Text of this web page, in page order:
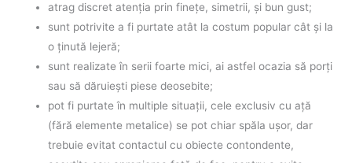
atrag discret atenţia prin fineţe, simetrii, şi bun gust;
sunt potrivite a fi purtate atât la costum popular cât şi la
o ţinută lejeră;
sunt realizate în serii foarte mici, ai astfel ocazia să porţi
sau să dăruieşti piese deosebite;
pot fi purtate în multiple situaţii, cele exclusiv cu aţă
(fără elemente metalice) se pot chiar spăla uşor, dar
trebuie evitat contactul cu obiecte contondente,